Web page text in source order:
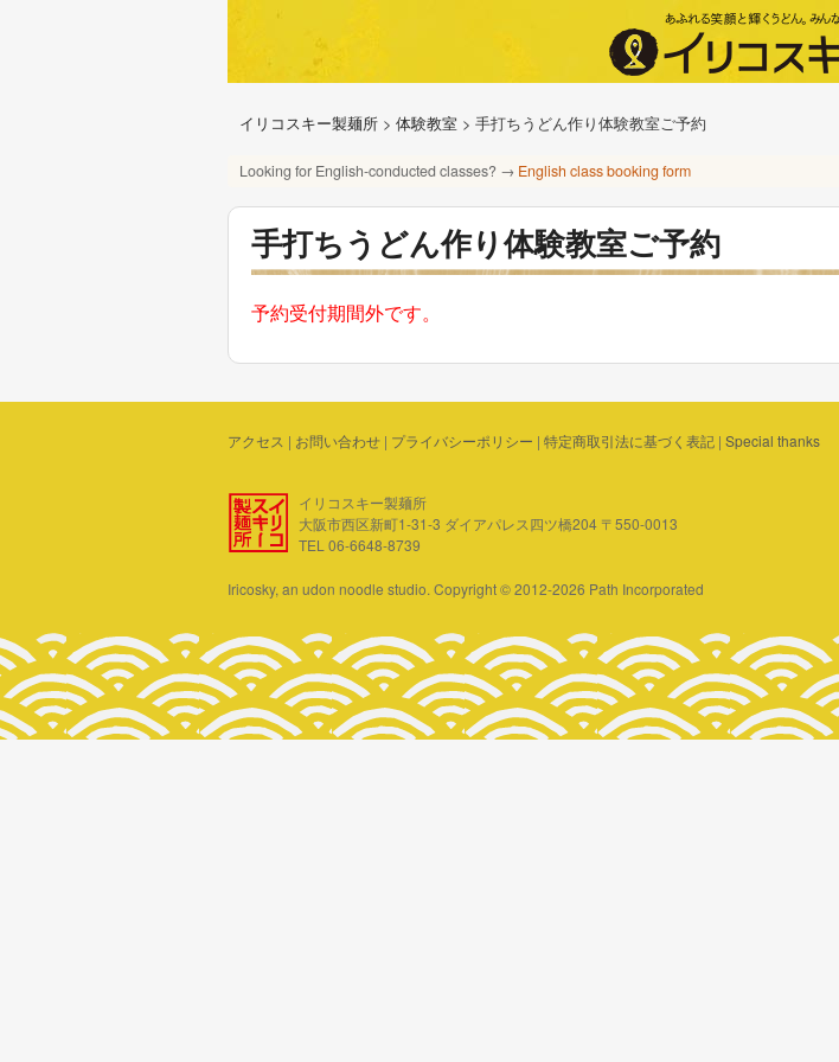
イリコスキー製麺所 > 体験教室 > 手打ちうどん作り体験教室ご予約
Looking for English-conducted classes? → English class booking form
手打ちうどん作り体験教室ご予約
予約受付期間外です。
アクセス | お問い合わせ | プライバシーポリシー | 特定商取引法に基づく表記 | Special thanks
イリコスキー製麺所
大阪市西区新町1-31-3 ダイアパレス四ツ橋204 〒550-0013
TEL 06-6648-8739
Iricosky, an udon noodle studio. Copyright © 2012-2026 Path Incorporated